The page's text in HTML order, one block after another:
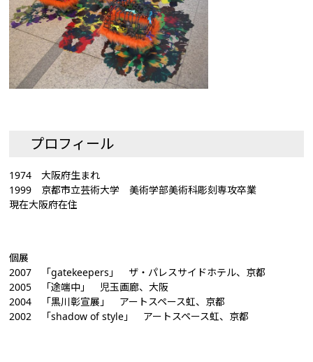
プロフィール
1974 大阪府生まれ
1999 京都市立芸術大学 美術学部美術科彫刻専攻卒業
現在大阪府在住
個展
2007 「gatekeepers」 ザ・パレスサイドホテル、京都
2005 「途端中」 児玉画廊、大阪
2004 「黒川彰宣展」 アートスペース虹、京都
2002 「shadow of style」 アートスペース虹、京都